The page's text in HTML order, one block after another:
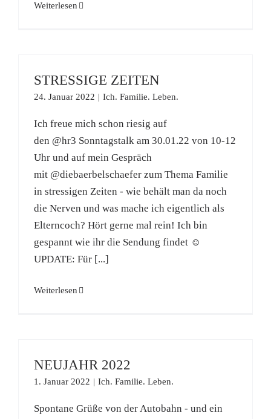
Weiterlesen
STRESSIGE ZEITEN
24. Januar 2022 | Ich. Familie. Leben.
Ich freue mich schon riesig auf
den @hr3 Sonntagstalk am 30.01.22 von 10-12
Uhr und auf mein Gespräch
mit @diebaerbelschaefer zum Thema Familie
in stressigen Zeiten - wie behält man da noch
die Nerven und was mache ich eigentlich als
Elterncoch? Hört gerne mal rein! Ich bin
gespannt wie ihr die Sendung findet ☺️
UPDATE: Für [...]
Weiterlesen
NEUJAHR 2022
1. Januar 2022 | Ich. Familie. Leben.
Spontane Grüße von der Autobahn - und ein